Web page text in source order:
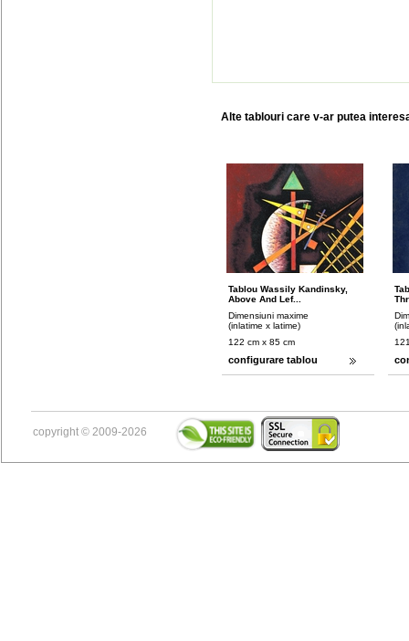
Alte tablouri care v-ar putea
Tablou Wassily Kandinsky,
Above And Lef...
Dimensiuni maxime
(inlatime x latime)
122 cm x 85 cm
configurare tablou
copyright © 2009-2026